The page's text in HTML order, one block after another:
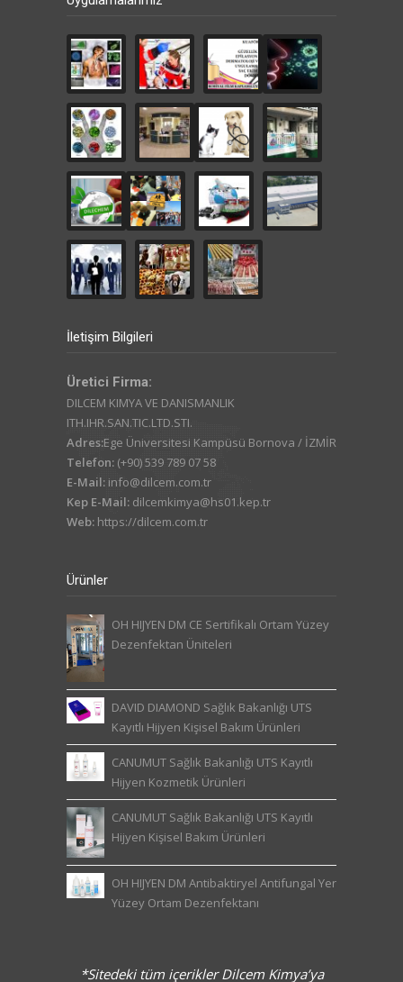
İletişim Bilgileri
Üretici Firma:
DILCEM KIMYA VE DANISMANLIK
ITH.IHR.SAN.TIC.LTD.STI.
Adres:Ege Üniversitesi Kampüsü Bornova / İZMİR
Telefon: (+90) 539 789 07 58
E-Mail: info@dilcem.com.tr
Kep E-Mail: dilcemkimya@hs01.kep.tr
Web: https://dilcem.com.tr
Ürünler
OH HIJYEN DM CE Sertifikalı Ortam Yüzey
Dezenfektan Üniteleri
DAVID DIAMOND Sağlık Bakanlığı UTS
Kayıtlı Hijyen Kişisel Bakım Ürünleri
CANUMUT Sağlık Bakanlığı UTS Kayıtlı
Hijyen Kozmetik Ürünleri
CANUMUT Sağlık Bakanlığı UTS Kayıtlı
Hijyen Kişisel Bakım Ürünleri
OH HIJYEN DM Antibaktiryel Antifungal Yer
Yüzey Ortam Dezenfektanı
*Sitedeki tüm içerikler Dilcem Kimya’ya